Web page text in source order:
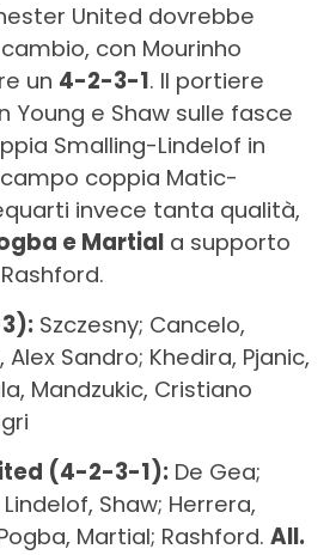
United dovrebbe
con Mourinho
un 4-2-3-1. Il portiere
Young e Shaw sulle fasce
Smalling-Lindelof in
coppia Matic-
invece tanta qualità,
e Martiala supporto
Szczesny; Cancelo,
Alex Sandro; Khedira, Pjanic,
Mandzukic, Cristiano
(4-2-3-1):De Gea;
Shaw; Herrera,
Martial; Rashford. All.